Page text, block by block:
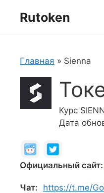
Rutoken
Главная » Sienna
Курс
Дата
Официальный сайт:
Чат: https://t.me/